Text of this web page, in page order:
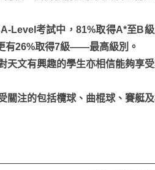
Level考試中，81%取得A*至B
有26%取得7級——最高級別。
天文有興趣的學生亦相信能夠享
關注的包括欖球、曲棍球、賽艇